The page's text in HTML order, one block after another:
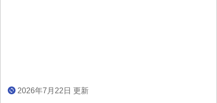
2026年7月22日 更新